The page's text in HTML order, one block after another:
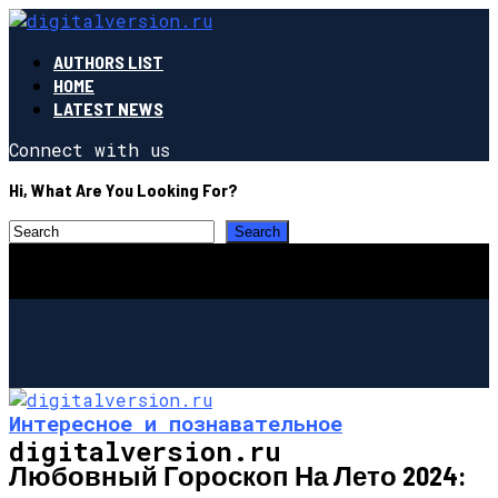
AUTHORS LIST
HOME
LATEST NEWS
Connect with us
Hi, What Are You Looking For?
digitalversion.ru
Интересное и познавательное
Любовный Гороскоп На Лето 2024: